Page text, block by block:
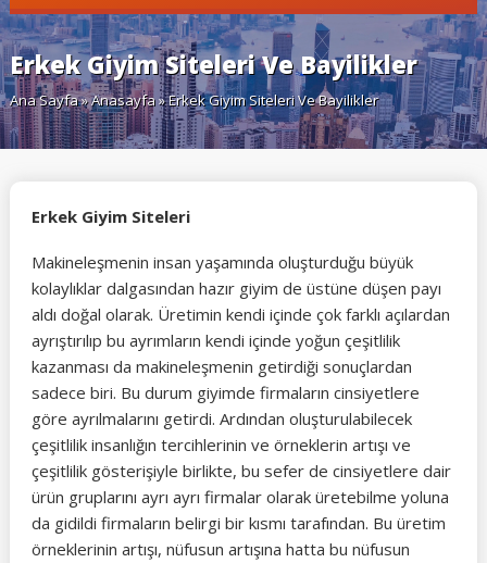
Erkek Giyim Siteleri Ve Bayilikler
Ana Sayfa»Anasayfa» Erkek Giyim Siteleri Ve Bayilikler
Erkek Giyim Siteleri
Makineleşmenin insan yaşamında oluşturduğu büyük
kolaylıklar dalgasından hazır giyim de üstüne düşen payı
aldı doğal olarak. Üretimin kendi içinde çok farklı açılardan
ayrıştırılıp bu ayrımların kendi içinde yoğun çeşitlilik
kazanması da makineleşmenin getirdiği sonuçlardan
sadece biri. Bu durum giyimde firmaların cinsiyetlere
göre ayrılmalarını getirdi. Ardından oluşturulabilecek
çeşitlilik insanlığın tercihlerinin ve örneklerin artışı ve
çeşitlilik gösterişiyle birlikte, bu sefer de cinsiyetlere dair
ürün gruplarını ayrı ayrı firmalar olarak üretebilme yoluna
da gidildi firmaların belirgi bir kısmı tarafından. Bu üretim
örneklerinin artışı, nüfusun artışına hatta bu nüfusun